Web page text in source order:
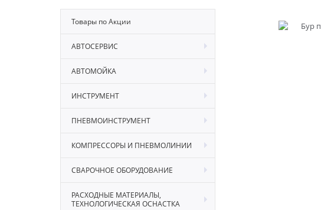
Товары по Акции
АВТОСЕРВИС
АВТОМОЙКА
ИНСТРУМЕНТ
ПНЕВМОИНСТРУМЕНТ
КОМПРЕССОРЫ И ПНЕВМОЛИНИИ
СВАРОЧНОЕ ОБОРУДОВАНИЕ
РАСХОДНЫЕ МАТЕРИАЛЫ,
ТЕХНОЛОГИЧЕСКАЯ ОСНАСТКА